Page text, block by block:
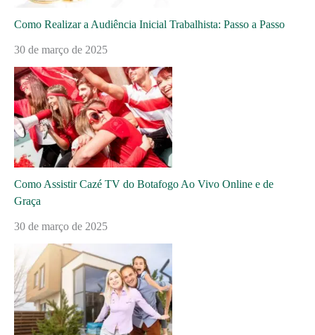
Como Realizar a Audiência Inicial Trabalhista: Passo a Passo
30 de março de 2025
Como Assistir Cazé TV do Botafogo Ao Vivo Online e de
Graça
30 de março de 2025